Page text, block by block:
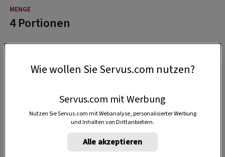
4 Portionen
15 Minuten
30 Minuten
Wie wollen Sie Servus.com nutzen?
Servus.com mit Werbung
Nutzen Sie Servus.com mit Webanalyse, personalisierter Werbung
und Inhalten von Drittanbietern.
Alle akzeptieren